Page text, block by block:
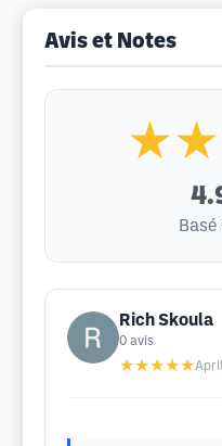
Avis et Notes
Rich Skoula
0 avis
★★★★★